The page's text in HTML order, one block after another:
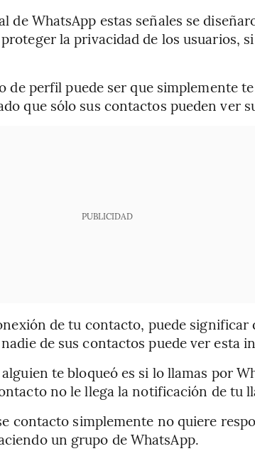
de WhatsApp estas señales se
la privacidad de los usuarios,
de perfil puede ser que simplemente
que sólo sus contactos pueden ver
PUBLICIDAD
de tu contacto, puede significar
de sus contactos puede ver esta
te bloqueó es si lo llamas por
no le llega la notificación de tu
contacto simplemente no quiere
un grupo de WhatsApp.